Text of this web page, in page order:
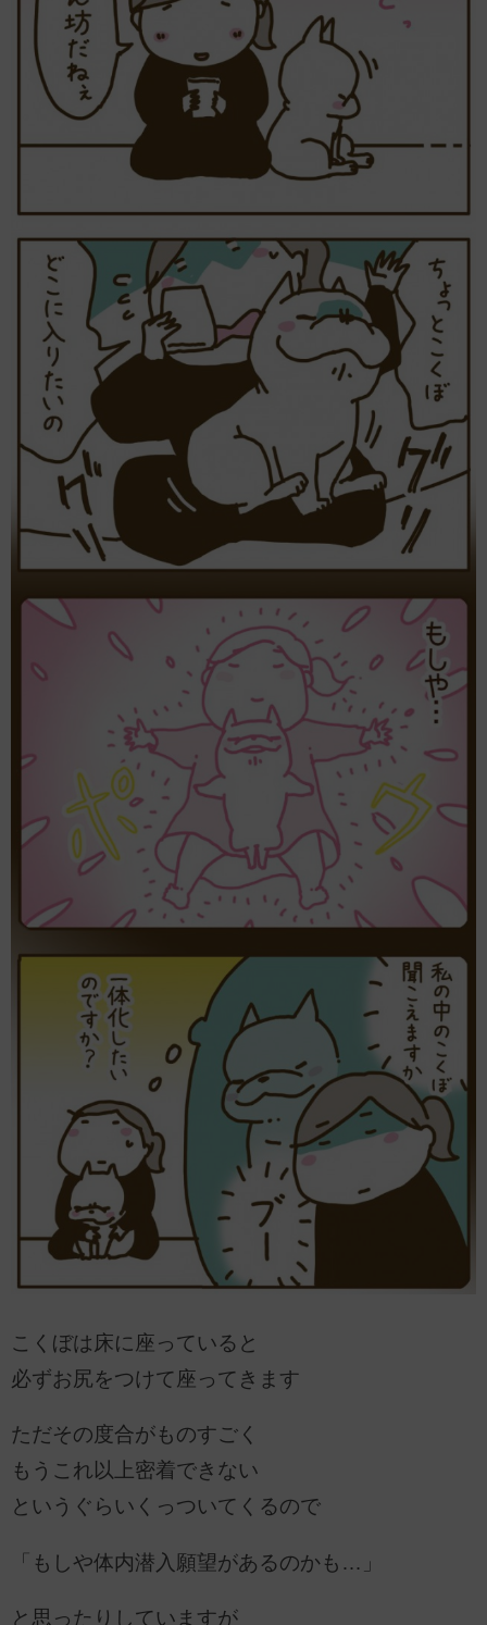
こくぼは床に座っていると
必ずお尻をつけて座ってきます
ただその度合がものすごく
もうこれ以上密着できない
というぐらいくっついてくるので
「もしや体内潜入願望があるのかも…」
と思ったりしていますが